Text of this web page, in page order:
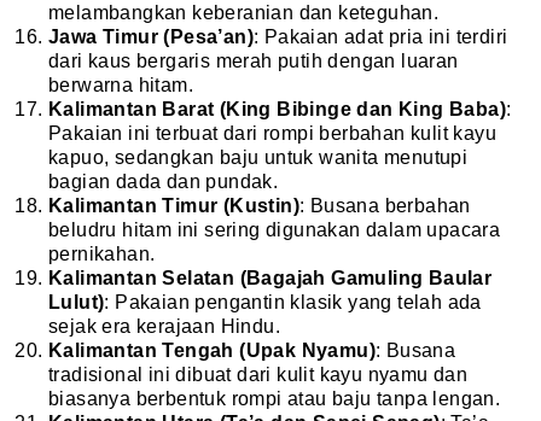
melambangkan keberanian dan keteguhan.
Jawa Timur (Pesa’an): Pakaian adat pria ini terdiri
dari kaus bergaris merah putih dengan luaran
berwarna hitam.
Kalimantan Barat (King Bibinge dan King Baba):
Pakaian ini terbuat dari rompi berbahan kulit kayu
kapuo, sedangkan baju untuk wanita menutupi
bagian dada dan pundak.
Kalimantan Timur (Kustin): Busana berbahan
beludru hitam ini sering digunakan dalam upacara
pernikahan.
Kalimantan Selatan (Bagajah Gamuling Baular
Lulut): Pakaian pengantin klasik yang telah ada
sejak era kerajaan Hindu.
Kalimantan Tengah (Upak Nyamu): Busana
tradisional ini dibuat dari kulit kayu nyamu dan
biasanya berbentuk rompi atau baju tanpa lengan.